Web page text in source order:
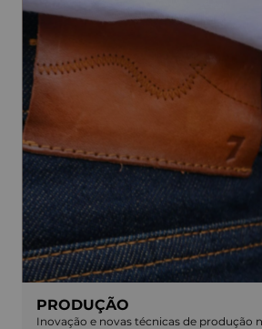
PRODUÇÃO
Inovação e novas técnicas de produção